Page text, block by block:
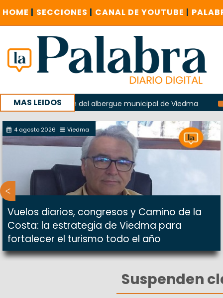
HOME | SECCIONES | CANAL DE YOUTUBE |
MAS LEIDOS
la explosión del albergue municipal de Viedma La
con un encuentro provincial en Roca
4 agosto 2026 Viedma
Vuelos diarios, congresos y Camino de la
Costa: la estrategia de Viedma para
fortalecer el turismo todo el año
Suspenden